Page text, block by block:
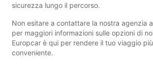
sicurezza lungo il percorso.
Non esitare a contattare la nostra agenzia
per maggiori informazioni sulle opzioni di
Europcar è qui per rendere il tuo viaggio
conveniente.